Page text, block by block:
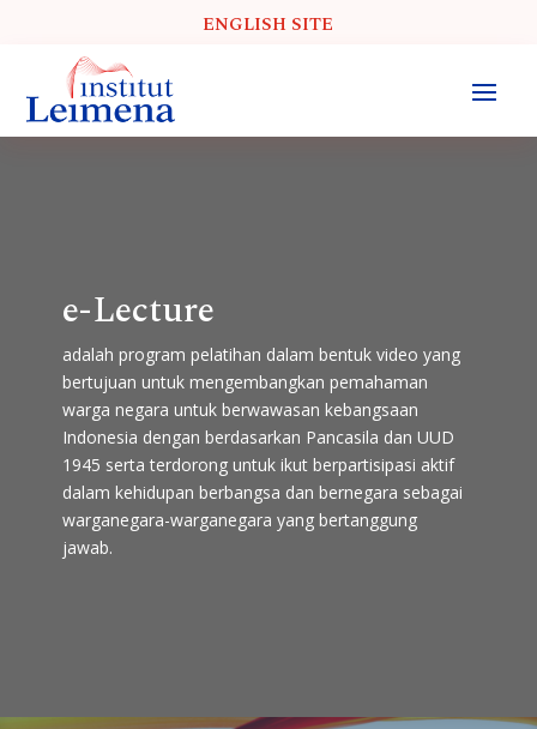
ENGLISH SITE
e-Lecture
adalah program pelatihan dalam bentuk video yang
bertujuan untuk mengembangkan pemahaman
warga negara untuk berwawasan kebangsaan
Indonesia dengan berdasarkan Pancasila dan UUD
1945 serta terdorong untuk ikut berpartisipasi aktif
dalam kehidupan berbangsa dan bernegara sebagai
warganegara-warganegara yang bertanggung
jawab.